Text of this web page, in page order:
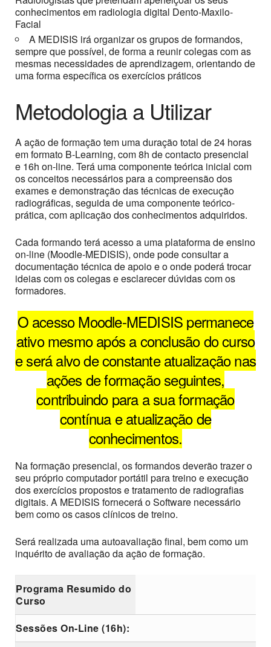
conhecimentos em radiologia digital Dento-Maxilo-
Facial
A MEDISIS irá organizar os grupos de formandos,
sempre que possível, de forma a reunir colegas com as
mesmas necessidades de aprendizagem, orientando de
uma forma específica os exercícios práticos
Metodologia a Utilizar
A ação de formação tem uma duração total de 24 horas
em formato B-Learning, com 8h de contacto presencial
e 16h on-line. Terá uma componente teórica inicial com
os conceitos necessários para a compreensão dos
exames e demonstração das técnicas de execução
radiográficas, seguida de uma componente teórico-
prática, com aplicação dos conhecimentos adquiridos.
Cada formando terá acesso a uma plataforma de ensino
on-line (Moodle-MEDISIS), onde pode consultar a
documentação técnica de apoio e o onde poderá trocar
ideias com os colegas e esclarecer dúvidas com os
formadores.
O acesso Moodle-MEDISIS permanece
ativo mesmo após a conclusão do curso
e será alvo de constante atualização nas
ações de formação seguintes,
contribuindo para a sua formação
contínua e atualização de
conhecimentos.
Na formação presencial, os formandos deverão trazer o
seu próprio computador portátil para treino e execução
dos exercícios propostos e tratamento de radiografias
digitais. A MEDISIS fornecerá o Software necessário
bem como os casos clínicos de treino.
Será realizada uma autoavaliação final, bem como um
inquérito de avaliação da ação de formação.
Programa Resumido do
Curso
Sessões On-Line (16h):